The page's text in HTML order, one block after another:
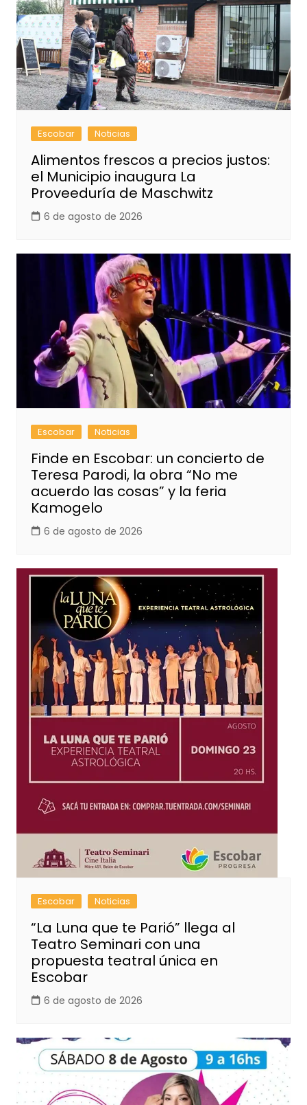
Escobar Noticias
Alimentos frescos a precios justos:
el Municipio inaugura La
Proveeduría de Maschwitz
6 de agosto de 2026
Escobar Noticias
Finde en Escobar: un concierto de
Teresa Parodi, la obra “No me
acuerdo las cosas” y la feria
Kamogelo
6 de agosto de 2026
Escobar Noticias
“La Luna que te Parió” llega al
Teatro Seminari con una
propuesta teatral única en
Escobar
6 de agosto de 2026